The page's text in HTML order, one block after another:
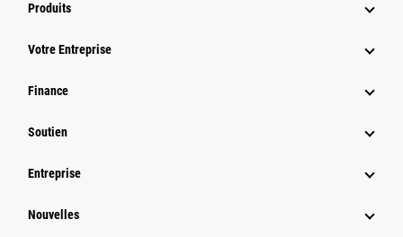
Produits
Votre Entreprise
Finance
Soutien
Entreprise
Nouvelles